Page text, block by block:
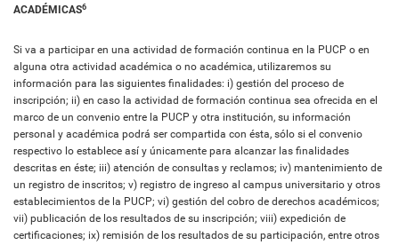
ACADÉMICAS6
Si va a participar en una actividad de formación continua en la PUCP o en
alguna otra actividad académica o no académica, utilizaremos su
información para las siguientes finalidades: i) gestión del proceso de
inscripción; ii) en caso la actividad de formación continua sea ofrecida en el
marco de un convenio entre la PUCP y otra institución, su información
personal y académica podrá ser compartida con ésta, sólo si el convenio
respectivo lo establece así y únicamente para alcanzar las finalidades
descritas en éste; iii) atención de consultas y reclamos; iv) mantenimiento de
un registro de inscritos; v) registro de ingreso al campus universitario y otros
establecimientos de la PUCP; vi) gestión del cobro de derechos académicos;
vii) publicación de los resultados de su inscripción; viii) expedición de
certificaciones; ix) remisión de los resultados de su participación, entre otros